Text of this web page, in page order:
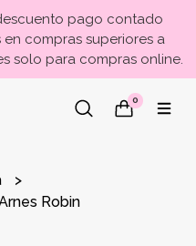
pago contado
compras superiores a
solo para compras online.
0
Robin